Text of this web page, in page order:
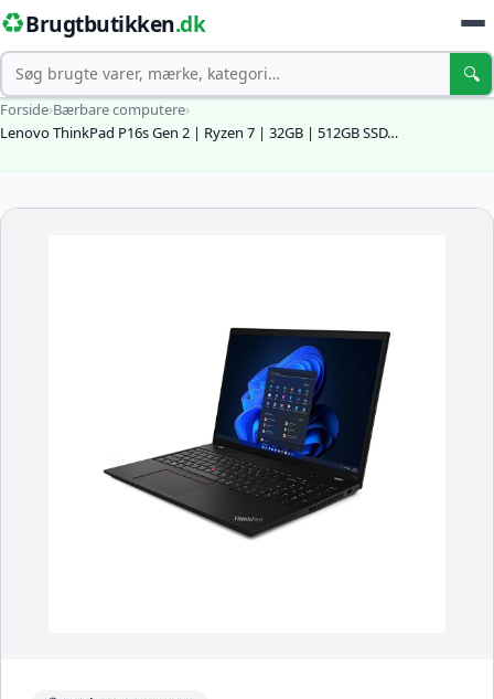
♻️Brugtbutikken.dk
Søg 🔍
Forside›Bærbare computere›
Lenovo ThinkPad P16s Gen 2 | Ryzen 7 | 32GB | 512GB SSD…